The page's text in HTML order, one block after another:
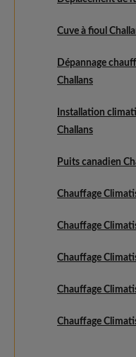
Cuve à fioul
Dépannage
Challans
Installation
Challans
Puits canadien
Chauffage
Chauffage
Chauffage
Chauffage
Chauffage